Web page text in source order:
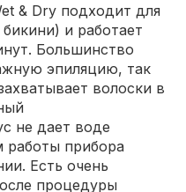
& Dry подходит для
и работает
Большинство
эпиляцию, так
волоски в
не дает воде
работы прибора
Есть очень
процедуры